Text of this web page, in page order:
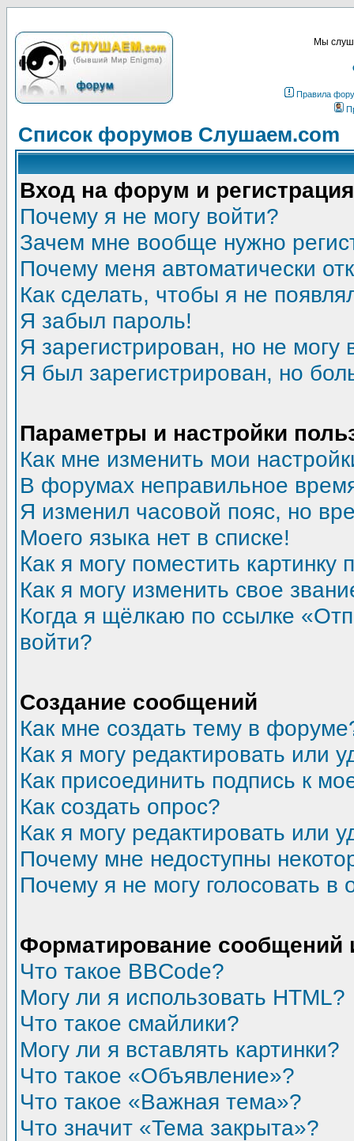
Мы
Правила
Список форумов Слушаем.com
Вход на форум и регистрация
Почему я не могу войти?
Зачем мне вообще нужно
Почему меня автоматически
Как сделать, чтобы я не
Я забыл пароль!
Я зарегистрирован, но не могу
Я был зарегистрирован, но
Параметры и настройки
Как мне изменить мои
В форумах неправильное
Я изменил часовой пояс, но
Моего языка нет в списке!
Как я могу поместить
Как я могу изменить свое
Когда я щёлкаю по ссылке
войти?
Создание сообщений
Как мне создать тему в
Как я могу редактировать или
Как присоединить подпись к
Как создать опрос?
Как я могу редактировать или
Почему мне недоступны
Почему я не могу голосовать в
Форматирование сообщений
Что такое BBCode?
Могу ли я использовать HTML?
Что такое смайлики?
Могу ли я вставлять картинки?
Что такое «Объявление»?
Что такое «Важная тема»?
Что значит «Тема закрыта»?